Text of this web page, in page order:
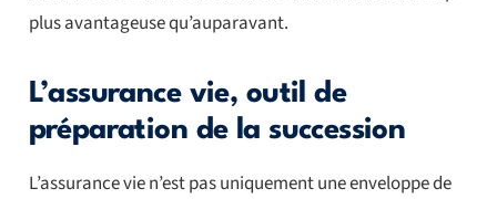
plus avantageuse qu’auparavant.
L’assurance vie, outil de
préparation de la succession
L’assurance vie n’est pas uniquement une enveloppe de